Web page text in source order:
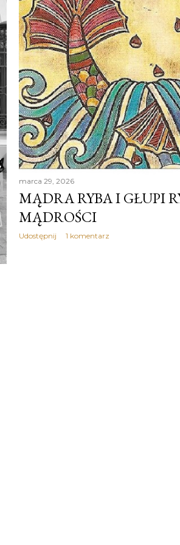
marca 29, 2026
MĄDRA RYBA I GŁUPI
MĄDROŚCI
Udostępnij 1 komentarz